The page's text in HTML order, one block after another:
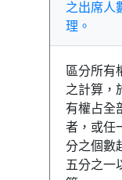
之出席人
理。
區分所有
之計算，
有權占全
者，或任
分之個數
五分之一